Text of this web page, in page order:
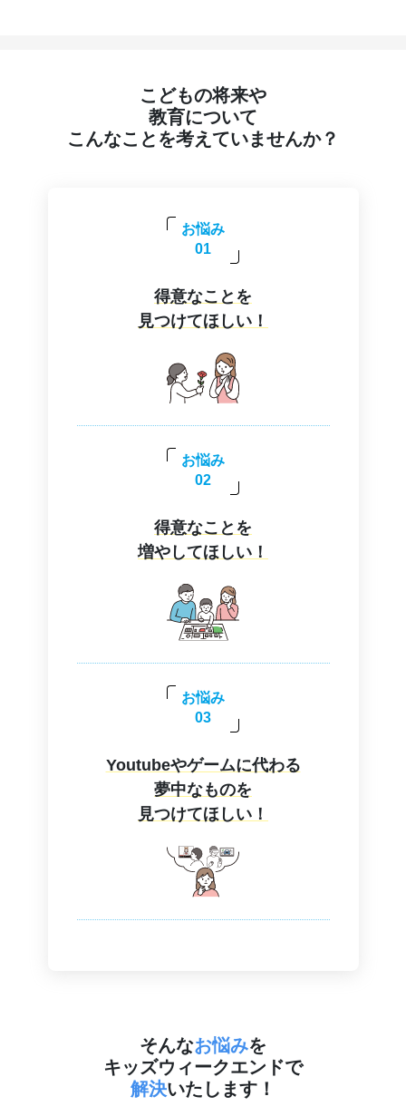
こどもの将来や
教育について
こんなことを考えていませんか？
お悩み
01
得意なことを
見つけてほしい！
お悩み
02
得意なことを
増やしてほしい！
お悩み
03
Youtubeやゲームに代わる
夢中なものを
見つけてほしい！
そんなお悩みを
キッズウィークエンドで
解決いたします！